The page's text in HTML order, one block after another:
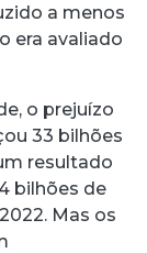
a menos
era avaliado
o prejuízo
33 bilhões
resultado
bilhões de
Mas os